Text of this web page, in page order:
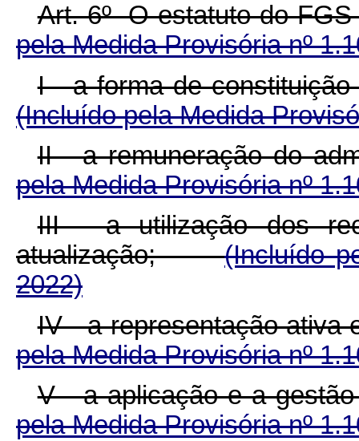
Art. 6º O estatuto do
pela Medida Provisória nº
I - a forma de
(Incluído pela Medida
II - a remuneração do
pela Medida Provisória nº
III - a utilização dos
atualização;(Incluído
2022)
IV - a representação
pela Medida Provisória nº
V - a aplicação e a
pela Medida Provisória nº